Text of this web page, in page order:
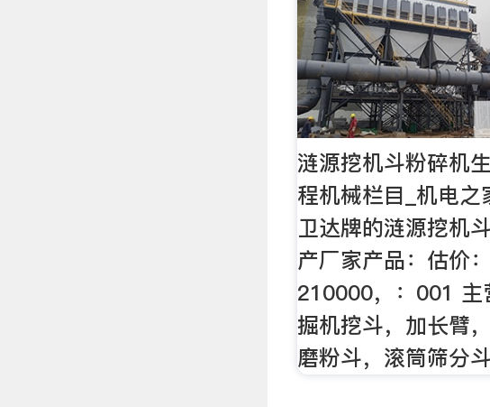
涟源挖机斗粉碎机
程机械栏目_机电之
卫达牌的涟源挖机
产厂家产品：估价：
210000，：001 主
掘机挖斗，加长臂，
磨粉斗，滚筒筛分